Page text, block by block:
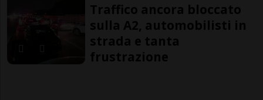
Traffico ancora bloccato
sulla A2, automobilisti in
strada e tanta
frustrazione